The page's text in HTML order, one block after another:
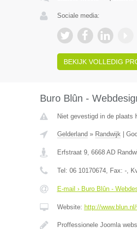
Sociale media:
BEKIJK VOLLEDIG
Buro Blûn -
Niet gevestigd in de plaats
Gelderland » Randwijk|
Erfstraat 9, 6668 AD
Tel: 06 10170674, Fax: -,
E-mail › Buro Blûn -
Website: http://
Proffessionele Joomla